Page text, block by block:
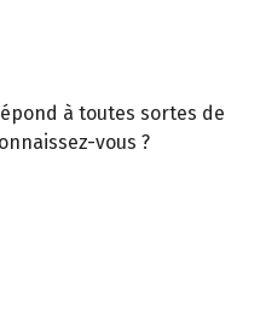
à toutes sortes de
vous ?